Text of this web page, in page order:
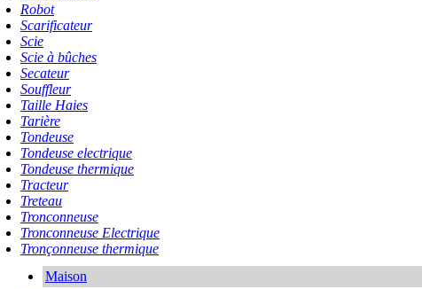
Robot
Scarificateur
Scie
Scie à bûches
Secateur
Souffleur
Taille Haies
Tarière
Tondeuse
Tondeuse electrique
Tondeuse thermique
Tracteur
Treteau
Tronconneuse
Tronconneuse Electrique
Tronçonneuse thermique
Maison